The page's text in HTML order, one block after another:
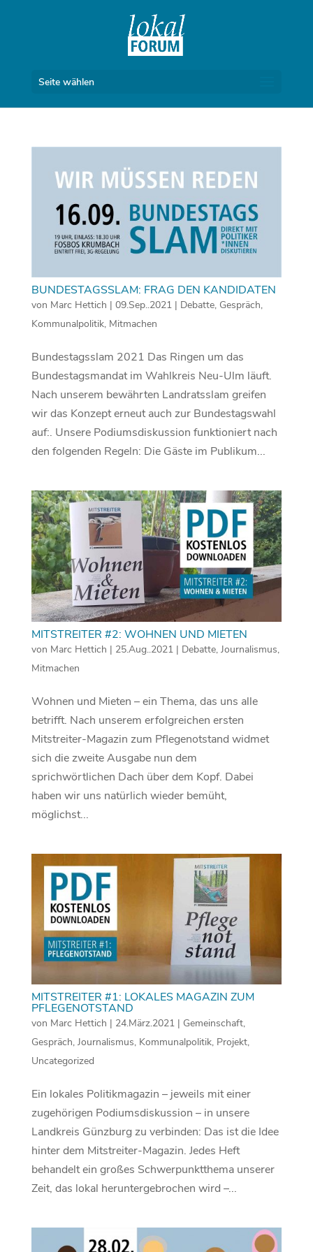
Seite wählen
BUNDESTAGSSLAM: FRAG DEN KANDIDATEN
von Marc Hettich | 09.Sep..2021| Debatte, Gespräch,
Kommunalpolitik, Mitmachen
Bundestagsslam 2021 Das Ringen um das
Bundestagsmandat im Wahlkreis Neu-Ulm läuft.
Nach unserem bewährten Landratsslam greifen
wir das Konzept erneut auch zur Bundestagswahl
auf:. Unsere Podiumsdiskussion funktioniert nach
den folgenden Regeln: Die Gäste im Publikum...
MITSTREITER #2: WOHNEN UND MIETEN
von Marc Hettich | 25.Aug..2021| Debatte, Journalismus,
Mitmachen
Wohnen und Mieten – ein Thema, das uns alle
betrifft. Nach unserem erfolgreichen ersten
Mitstreiter-Magazin zum Pflegenotstand widmet
sich die zweite Ausgabe nun dem
sprichwörtlichen Dach über dem Kopf. Dabei
haben wir uns natürlich wieder bemüht,
möglichst...
MITSTREITER #1: LOKALES MAGAZIN ZUM
PFLEGENOTSTAND
von Marc Hettich | 24.März.2021| Gemeinschaft,
Gespräch, Journalismus, Kommunalpolitik, Projekt,
Uncategorized
Ein lokales Politikmagazin – jeweils mit einer
zugehörigen Podiumsdiskussion – in unsere
Landkreis Günzburg zu verbinden: Das ist die Idee
hinter dem Mitstreiter-Magazin. Jedes Heft
behandelt ein großes Schwerpunktthema unserer
Zeit, das lokal heruntergebrochen wird –...